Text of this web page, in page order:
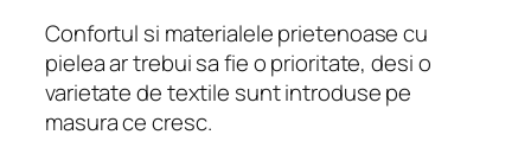
Confortul si materialele prietenoase cu
pielea ar trebui sa fie o prioritate, desi o
varietate de textile sunt introduse pe
masura ce cresc.